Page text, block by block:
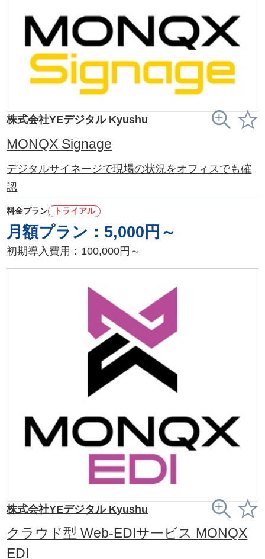
株式会社YEデジタル Kyushu
MONQX Signage
デジタルサイネージで現場の状況をオフィスでも確
認
料金プラン トライアル
月額プラン：5,000円～
初期導入費用：100,000円～
株式会社YEデジタル Kyushu
クラウド型 Web-EDIサービス MONQX
EDI